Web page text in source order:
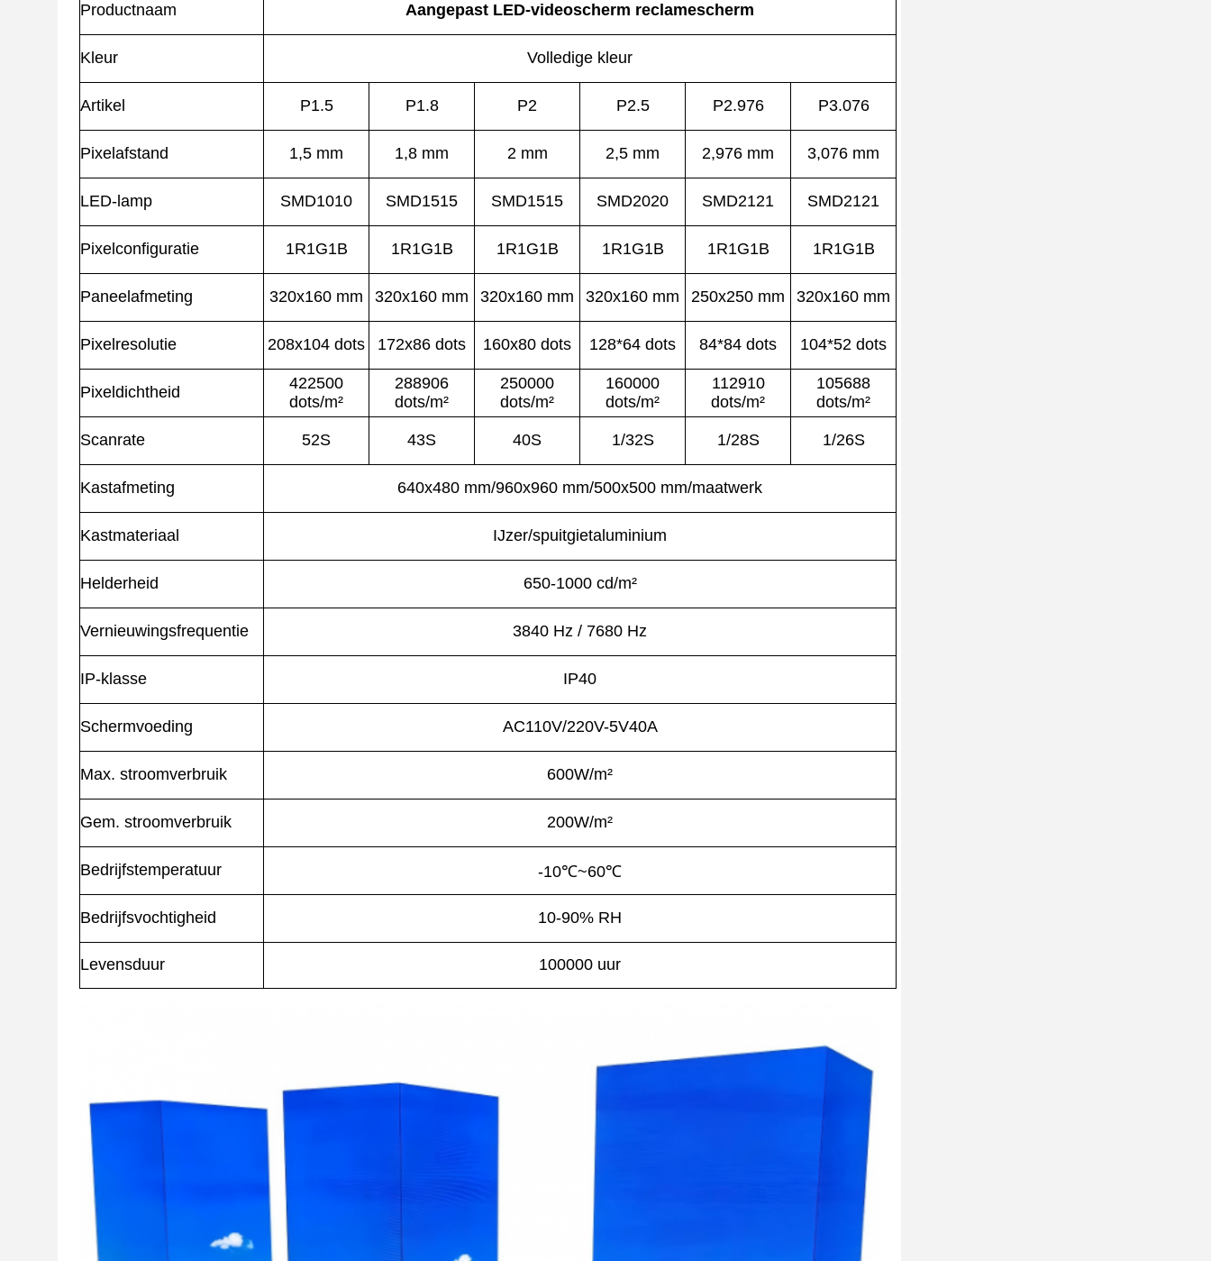
Productnaam Aangepast LED-videoscherm reclamescherm
Kleur Volledige kleur
Artikel P1.5 P1.8 P2 P2.5 P2.976 P3.076
Pixelafstand 1,5 mm 1,8 mm 2 mm 2,5 mm 2,976 mm 3,076 mm
LED-lamp SMD1010 SMD1515 SMD1515 SMD2020 SMD2121 SMD2121
Pixelconfiguratie 1R1G1B 1R1G1B 1R1G1B 1R1G1B 1R1G1B 1R1G1B
Paneelafmeting 320x160 mm 320x160 mm 320x160 mm 320x160 mm 250x250 mm 320x160 mm
Pixelresolutie 208x104 dots 172x86 dots 160x80 dots 128*64 dots 84*84 dots 104*52 dots
Pixeldichtheid
422500
dots/m²
288906
dots/m²
250000
dots/m²
160000
dots/m²
112910
dots/m²
105688
dots/m²
Scanrate 52S 43S 40S 1/32S 1/28S 1/26S
Kastafmeting 640x480 mm/960x960 mm/500x500 mm/maatwerk
Kastmateriaal IJzer/spuitgietaluminium
Helderheid 650-1000 cd/m²
Vernieuwingsfrequentie 3840 Hz / 7680 Hz
IP-klasse IP40
Schermvoeding AC110V/220V-5V40A
Max. stroomverbruik 600W/m²
Gem. stroomverbruik 200W/m²
Bedrijfstemperatuur -10℃~60℃
Bedrijfsvochtigheid 10-90% RH
Levensduur 100000 uur